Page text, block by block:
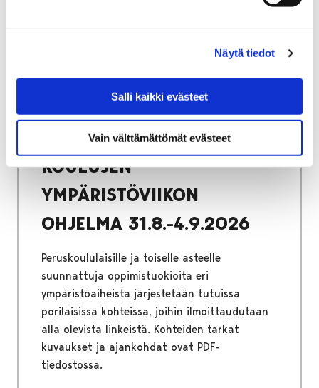
Näytä tiedot
Salli kaikki evästeet
Vain välttämättömät evästeet
Etusivu
Ympäristöpolku
Ympäristöviikko 31.8.-4.9.2026
KOULUJEN
YMPÄRISTÖVIIKON
OHJELMA 31.8.-4.9.2026
Peruskoululaisille ja toiselle asteelle
suunnattuja oppimistuokioita eri
ympäristöaiheista järjestetään tutuissa
porilaisissa kohteissa, joihin ilmoittaudutaan
alla olevista linkeistä. Kohteiden tarkat
kuvaukset ja ajankohdat ovat PDF-
tiedostossa.